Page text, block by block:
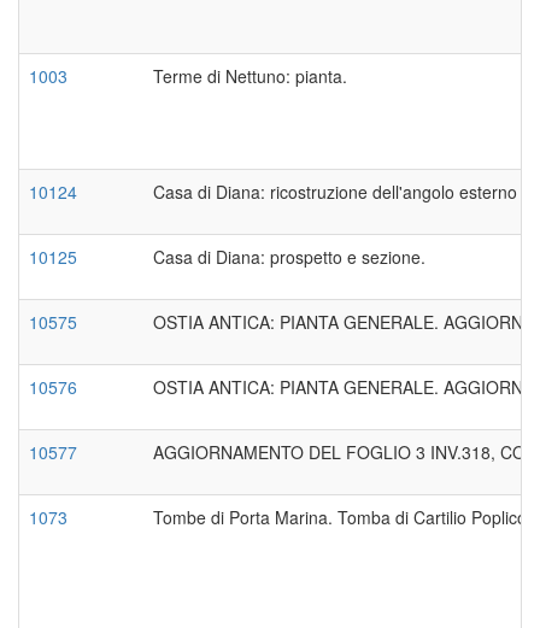
1003 Terme di Nettuno: pianta.
10124 Casa di Diana: ricostruzione dell'angolo esterno
10125 Casa di Diana: prospetto e sezione.
10575 OSTIA ANTICA: PIANTA GENERALE.
10576 OSTIA ANTICA: PIANTA GENERALE.
10577 AGGIORNAMENTO DEL FOGLIO 3 INV.318,
1073 Tombe di Porta Marina. Tomba di Cartilio